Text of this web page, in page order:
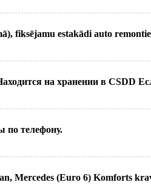
fiksējamu estakādi auto
на хранении в CSDD
по телефону.
Mercedes (Euro 6) Komforts